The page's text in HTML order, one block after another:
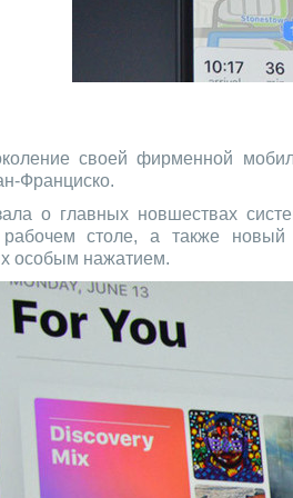
своей фирменной
Франциско.
о главных новшествах
столе, а также новый
особым нажатием.